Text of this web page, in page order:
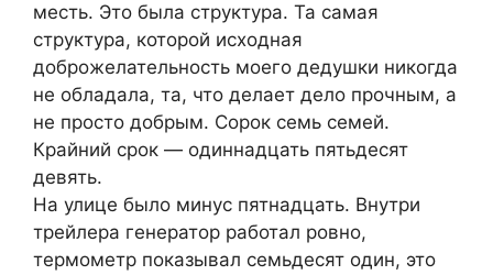
месть. Это была структура. Та самая
структура, которой исходная
доброжелательность моего дедушки никогда
не обладала, та, что делает дело прочным, а
не просто добрым. Сорок семь семей.
Крайний срок — одиннадцать пятьдесят
девять.
На улице было минус пятнадцать. Внутри
трейлера генератор работал ровно,
термометр показывал семьдесят один, это